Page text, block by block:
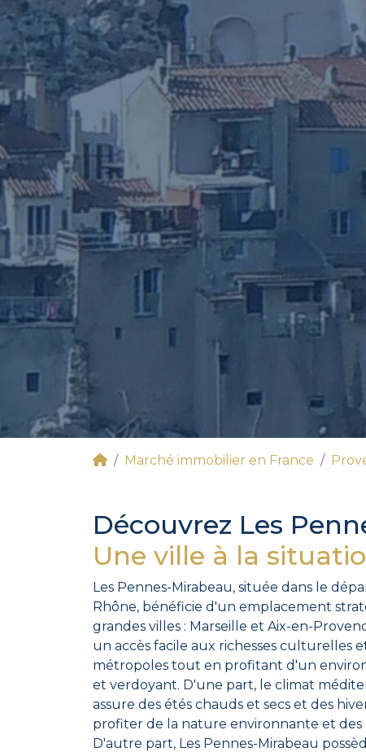
Marché immobilier en France
Découvrez Les
Une ville à la
Les Pennes-Mirabeau, située dans le
Rhône, bénéficie d'un emplacement
grandes villes : Marseille et Aix-en-
un accès facile aux richesses culturelles
métropoles tout en profitant d'un
et verdoyant. D'une part, le climat
assure des étés chauds et secs et des
profiter de la nature environnante et des
D'autre part, Les Pennes-Mirabeau